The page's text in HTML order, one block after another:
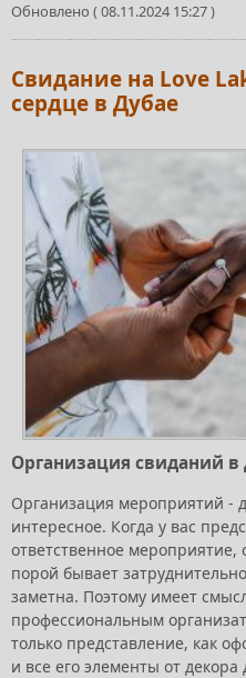
Обновлено ( 08.11.2024 15:27 )
Свидание на Love
сердце в Дубае
Организация свиданий в
Организация мероприятий -
интересное. Когда у вас
ответственное мероприятие,
порой бывает
заметна. Поэтому имеет
профессиональным
только представление, как
и все его элементы от